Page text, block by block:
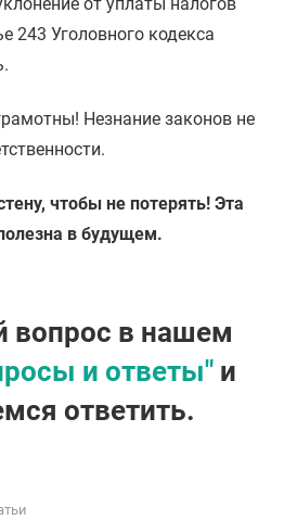
от уплаты налогов
243 Уголовного кодекса
Незнание законов не
чтобы не потерять! Эта
в будущем.
вопрос в нашем
и ответы" и
ответить.